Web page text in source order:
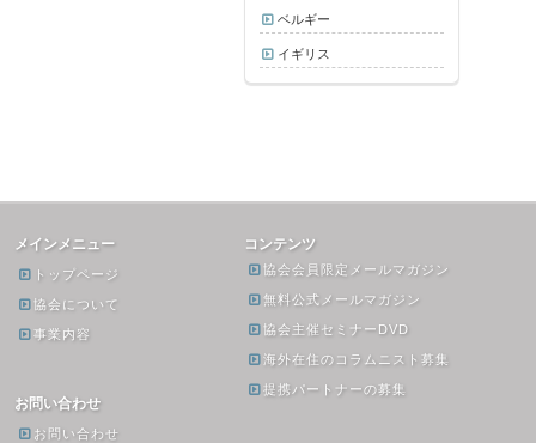
ベルギー
イギリス
メインメニュー
トップページ
協会について
事業内容
コンテンツ
協会会員限定メールマガジン
無料公式メールマガジン
協会主催セミナーDVD
海外在住のコラムニスト募集
提携パートナーの募集
お問い合わせ
お問い合わせ